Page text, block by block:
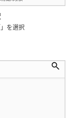
を選択